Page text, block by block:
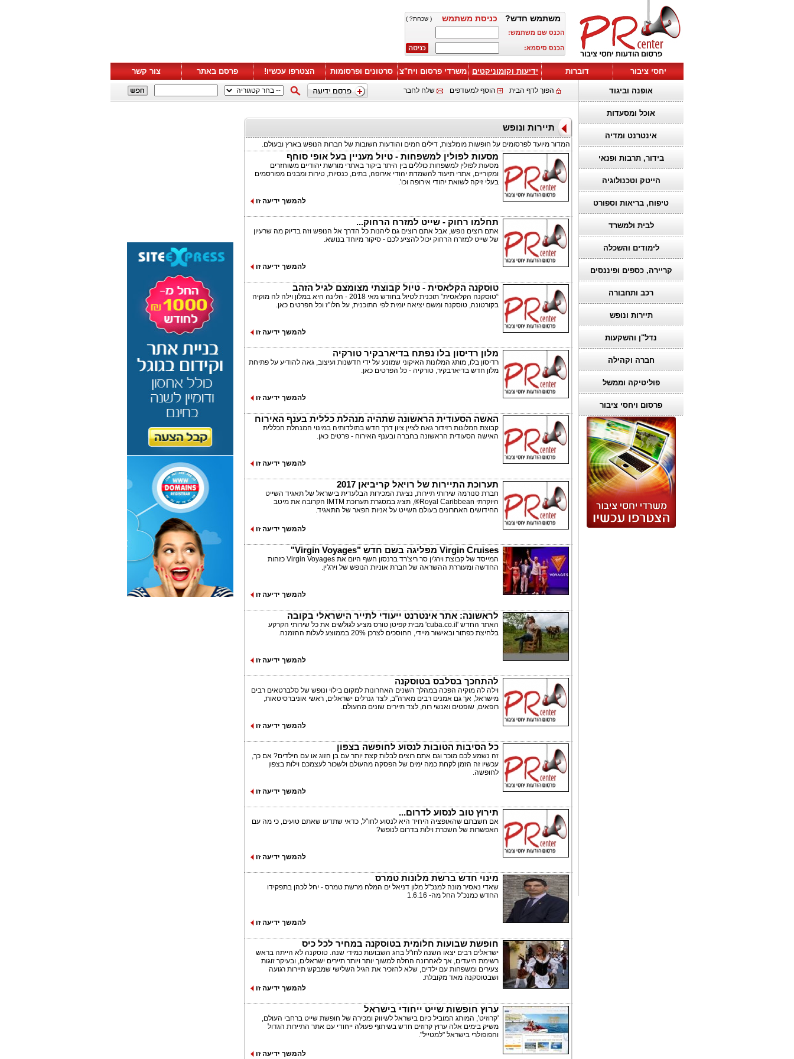
משתמש חדש? כניסת משתמש ( שכחת? )
הכנס שם משתמש:
הכנס סיסמא:
יחסי ציבור דוברות ידיעות וקומוניקטים משרדי פרסום ויח"צ סרטונים ופרסומות הצטרפו עכשיו! פרסם באתר צור קשר
אופנה וביגוד
אוכל ומסעדות
אינטרנט ומדיה
בידור, תרבות ופנאי
הייטק וטכנולוגיה
טיפוח, בריאות וספורט
לבית ולמשרד
לימודים והשכלה
קריירה, כספים ופיננסים
רכב ותחבורה
תיירות ונופש
נדל"ן והשקעות
חברה וקהילה
פוליטיקה וממשל
פרסום ויחסי ציבור
הפוך לדף הבית הוסף למעודפים שלח לחבר
תיירות ונופש
המדור מיועד לפרסומים על חופשות מומלצות, דילים חמים והודעות חשובות של חברות הנופש בארץ ובעולם.
מסעות לפולין למשפחות - טיול מעניין בעל אופי סוחף
מסעות לפולין למשפחות כוללים בין היתר ביקור באתרי מורשת יהודיים משוחזרים
ומקוריים, אתרי תיעוד להשמדת יהודי אירופה, בתים, כנסיות, טירות ומבנים מפורסמים
בעלי זיקה לשואת יהודי אירופה וכו'.
להמשך ידיעה זו
תחלמו רחוק - שייט למזרח הרחוק...
אתם רוצים נופש, אבל אתם רוצים גם ליהנות כל הדרך אל הנופש וזה בדיוק מה שרעיון
של שייט למזרח הרחוק יכול להציע לכם - סיקור מיוחד בנושא.
להמשך ידיעה זו
טוסקנה הקלאסית - טיול קבוצתי מצומצם לגיל הזהב
“טוסקנה הקלאסית” תוכנית לטיול בחודש מאי 2018 - הלינה היא במלון וילה לה מוקיה
בקורטונה, טוסקנה ומשם יציאה יומית לפי התוכנית, על הלו"ז וכל הפרטים כאן.
להמשך ידיעה זו
מלון רדיסון בלו נפתח בדיארבקיר טורקיה
רדיסון בלו, מותג המלונות האיקוני שמונע על ידי חדשנות ועיצוב, גאה להודיע על פתיחת
מלון חדש בדיארבקיר, טורקיה - כל הפרטים כאן.
להמשך ידיעה זו
האשה הסעודית הראשונה שתהיה מנהלת כללית בענף האירוח
קבוצת המלונות רזידור גאה לציין ציון דרך חדש בתולדותיה במינוי המנהלת הכללית
האישה הסעודית הראשונה בחברה ובענף האירוח - פרטים כאן.
להמשך ידיעה זו
תערוכת התיירות של רויאל קריביאן 2017
חברת סנורמה שירותי תיירות, נציגת המכירות הבלעדית בישראל של תאגיד השייט
היוקרתי Royal Caribbean®, תציג במסגרת תערוכת IMTM הקרובה את מיטב
החידושים האחרונים בעולם השייט על אניות הפאר של התאגיד.
להמשך ידיעה זו
Virgin Cruises מפליגה בשם חדש "Virgin Voyages"
המייסד של קבוצת וירג'ין סר ריצ'רד ברנסון חשף היום את Virgin Voyages כזהות
החדשה ומעוררת ההשראה של חברת אוניות הנופש של וירג'ין.
להמשך ידיעה זו
לראשונה: אתר אינטרנט ייעודי לתייר הישראלי בקובה
האתר החדש 'cuba.co.il' מבית קפיטן טורס מציע לגולשים את כל שירותי הקרקע
בלחיצת כפתור ובאישור מיידי, החוסכים לצרכן 20% בממוצע לעלות ההזמנה.
להמשך ידיעה זו
להתחכך בסלבס בטוסקנה
וילה לה מוקיה הפכה במהלך השנים האחרונות למקום בילוי ונופש של סלברטאים רבים
מישראל, אך גם אמנים רבים מארה"ב, לצד גנרלים ישראלים, ראשי אוניברסיטאות,
רופאים, שופטים ואנשי רוח, לצד תיירים שונים מהעולם.
להמשך ידיעה זו
כל הסיבות הטובות לנסוע לחופשה בצפון
זה נשמע לכם מוכר וגם אתם רוצים לבלות קצת יותר עם בן הזוג או עם הילדים? אם כך,
עכשיו זה הזמן לקחת כמה ימים של הפסקה מהעולם ולשכור לעצמכם וילות בצפון
לחופשה.
להמשך ידיעה זו
תירוץ טוב לנסוע לדרום...
אם חשבתם שהאופציה היחיד היא לנסוע לחו"ל, כדאי שתדעו שאתם טועים, כי מה עם
האפשרות של השכרת וילות בדרום לנופש?
להמשך ידיעה זו
מינוי חדש ברשת מלונות טמרס
שאדי נאסיר מונה למנכ"ל מלון דניאל ים המלח מרשת טמרס - יחל לכהן בתפקידו
החדש כמנכ"ל החל מה- 1.6.16
להמשך ידיעה זו
חופשת שבועות חלומית בטוסקנה במחיר לכל כיס
ישראלים רבים יצאו השנה לחו"ל בחג השבועות כמידי שנה. טוסקנה לא הייתה בראש
רשימת היעדים, אך לאחרונה החלה למשוך יותר ויותר תיירים ישראלים, ובעיקר זוגות
צעירים ומשפחות עם ילדים, שלא להזכיר את הגיל השלישי שמבקש תיירות רגועה
ושבטוסקנה מאד מקובלת.
להמשך ידיעה זו
ערוץ חופשות שייט ייחודי בישראל
'קרוזיט', המותג המוביל כיום בישראל לשיווק ומכירה של חופשת שייט ברחבי העולם,
משיק בימים אלה ערוץ קרוזים חדש בשיתוף פעולה ייחודי עם אתר התיירות הגדול
והפופולרי בישראל "למטייל".
להמשך ידיעה זו